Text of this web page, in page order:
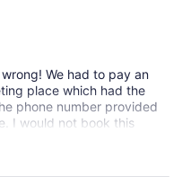
We had to pay an
place which had the
phone number provided
I would not book this